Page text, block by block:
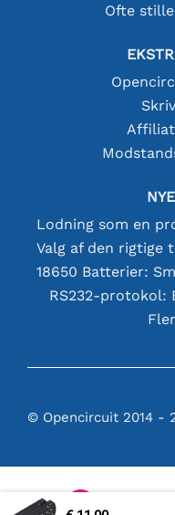
Ofte
RS232-protokol:
© Opencircuit 2014 -